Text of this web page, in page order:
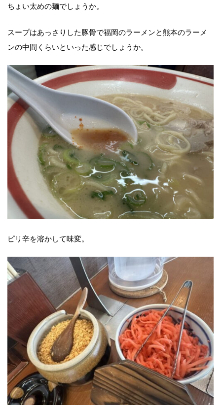
ちょい太めの麺でしょうか。
スープはあっさりした豚骨で福岡のラーメンと熊本のラーメ
ンの中間くらいといった感じでしょうか。
ピリ辛を溶かして味変。